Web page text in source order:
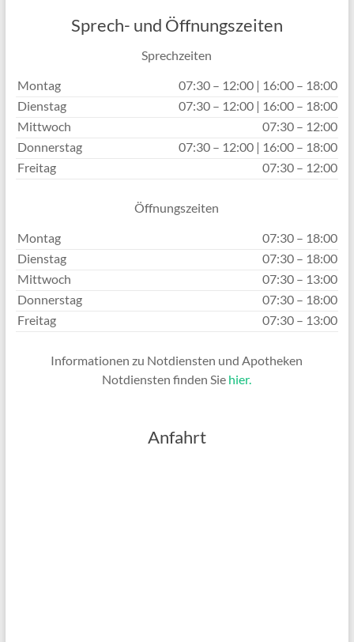
Sprech- und Öffnungszeiten
Sprechzeiten
Montag
07:30 – 12:00 | 16:00 – 18:00
Dienstag
07:30 – 12:00 | 16:00 – 18:00
Mittwoch
07:30 – 12:00
Donnerstag
07:30 – 12:00 | 16:00 – 18:00
Freitag
07:30 – 12:00
Öffnungszeiten
Montag
07:30 – 18:00
Dienstag
07:30 – 18:00
Mittwoch
07:30 – 13:00
Donnerstag
07:30 – 18:00
Freitag
07:30 – 13:00
Informationen zu Notdiensten und Apotheken
Notdiensten finden Sie hier.
Anfahrt